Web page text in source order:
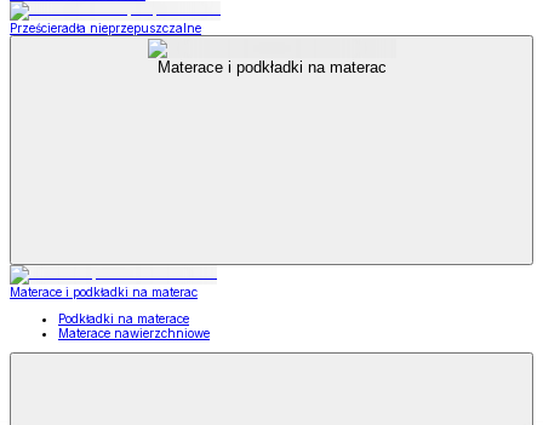
Prześcieradła nieprzepuszczalne
Materace i podkładki na materac
Materace i podkładki na materac
Podkładki na materace
Materace nawierzchniowe